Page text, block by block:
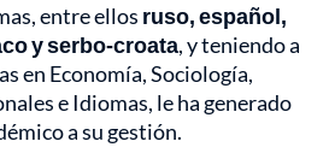
entre ellos ruso, español,
y serbo-croata, y teniendo a
en Economía, Sociología,
e Idiomas, le ha generado
a su gestión.